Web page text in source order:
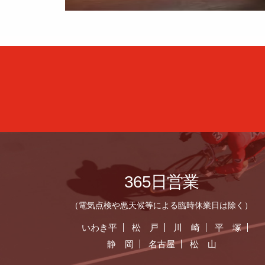
365日営業
（電気点検や悪天候等による臨時休業日は除く）
いわき平 松 戸 川 崎
平 塚
静 岡
名古屋 松 山